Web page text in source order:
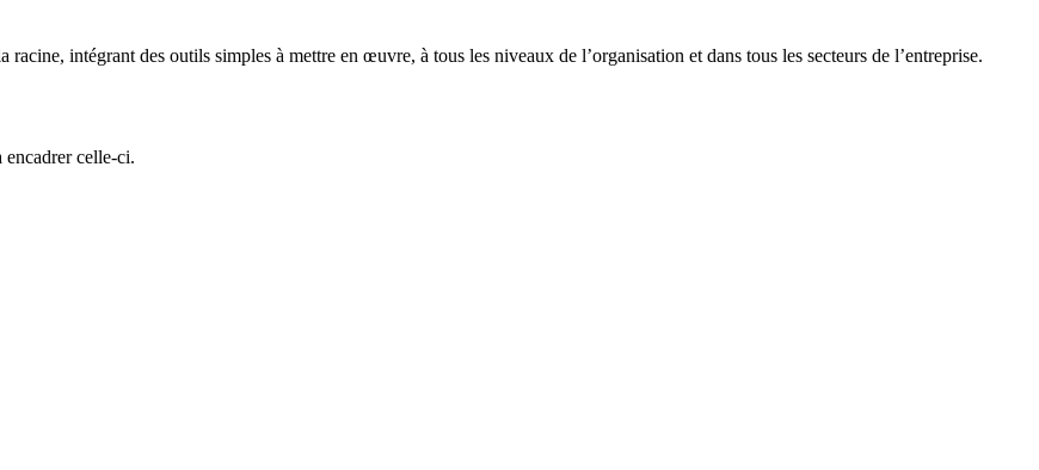
intégrant des outils simples à mettre en œuvre, à tous les niveaux de l’organisation et dans tous les secteurs de l’entreprise.
encadrer celle-ci.